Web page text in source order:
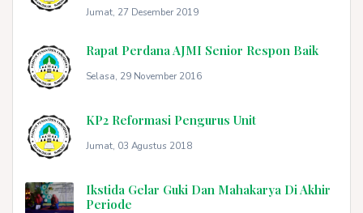
Jumat, 27 Desember 2019
Rapat Perdana AJMI Senior Respon Baik
Selasa, 29 November 2016
KP2 Reformasi Pengurus Unit
Jumat, 03 Agustus 2018
Ikstida Gelar Guki Dan Mahakarya Di Akhir
Periode